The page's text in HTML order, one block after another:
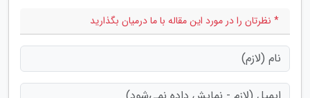
* نظرتان را در مورد این مقاله با ما درمیان بگذارید